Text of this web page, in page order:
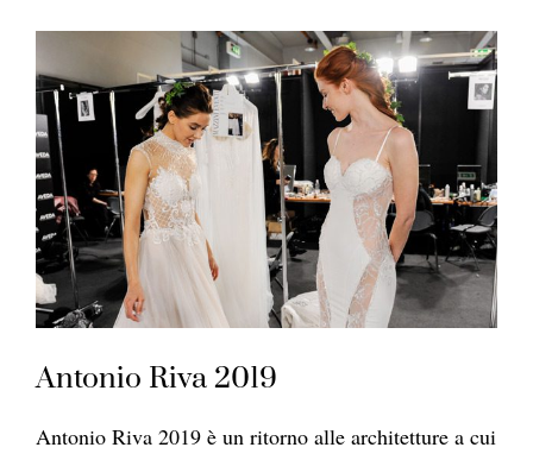
Antonio Riva 2019
Antonio Riva 2019 è un ritorno alle architetture a cui